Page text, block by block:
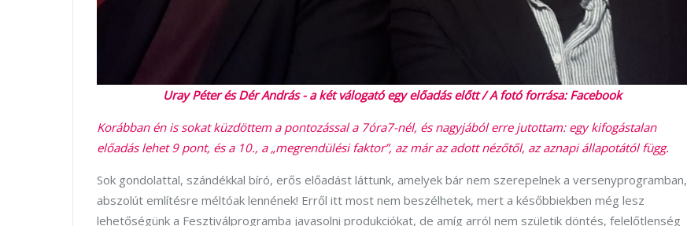
Uray Péter és Dér András - a két válogató egy előadás előtt / A fotó forrása: Facebook
Korábban én is sokat küzdöttem a pontozással a 7óra7-nél, és nagyjából erre jutottam: egy kifogástalan
előadás lehet 9 pont, és a 10., a „megrendülési faktor”, az már az adott nézőtől, az aznapi állapotától függ.
Sok gondolattal, szándékkal bíró, erős előadást láttunk, amelyek bár nem szerepelnek a versenyprogramban,
abszolút említésre méltóak lennének! Erről itt most nem beszélhetek, mert a későbbiekben még lesz
lehetőségünk a Fesztiválprogramba javasolni produkciókat, de amíg arról nem születik döntés, felelőtlenség